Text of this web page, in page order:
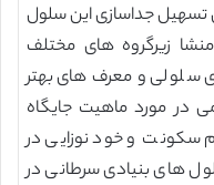
تسهیل جداسازی این سلول
زیرگروه های مختلف
ی سلولی و معرف های بهتر
در مورد ماهیت جایگاه
سکونت و خود نوزایی در
های بنیادی سرطانی در